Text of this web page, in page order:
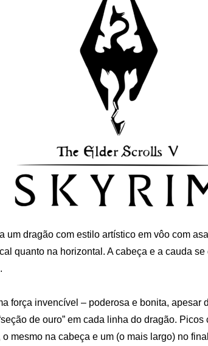
um dragão com estilo artístico em vôo com
quanto na horizontal. A cabeça e a cauda
força invencível – poderosa e bonita, apesar
de ouro” em cada linha do dragão.
mesmo na cabeça e um (o mais largo) no